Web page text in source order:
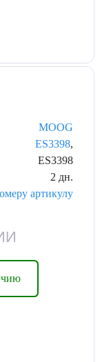
MOOG
ES3398,
ES3398
2 дн.
артикулу